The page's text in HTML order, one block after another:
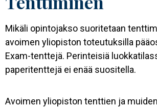
Mikäli opintojakso suoritetaan
avoimen yliopiston toteutuksilla
Exam-tenttejä. Perinteisiä
paperitenttejä ei enää suositella.
Avoimen yliopiston tenttien ja muiden